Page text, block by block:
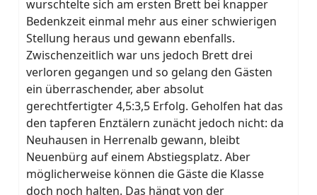
wurschtelte sich am ersten Brett bei knapper
Bedenkzeit einmal mehr aus einer schwierigen
Stellung heraus und gewann ebenfalls.
Zwischenzeitlich war uns jedoch Brett drei
verloren gegangen und so gelang den Gästen
ein überraschender, aber absolut
gerechtfertigter 4,5:3,5 Erfolg. Geholfen hat das
den tapferen Enztälern zunächt jedoch nicht: da
Neuhausen in Herrenalb gewann, bleibt
Neuenbürg auf einem Abstiegsplatz. Aber
möglicherweise können die Gäste die Klasse
doch noch halten. Das hängt von der